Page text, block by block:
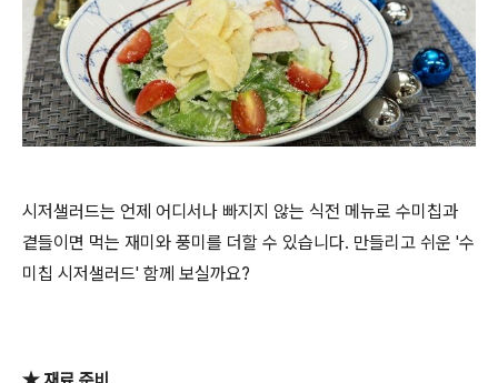
시저샐러드는 언제 어디서나 빠지지 않는 식전 메뉴로 수미칩과
곁들이면 먹는 재미와 풍미를 더할 수 있습니다. 만들리고 쉬운 '수
미칩 시저샐러드' 함께 보실까요?